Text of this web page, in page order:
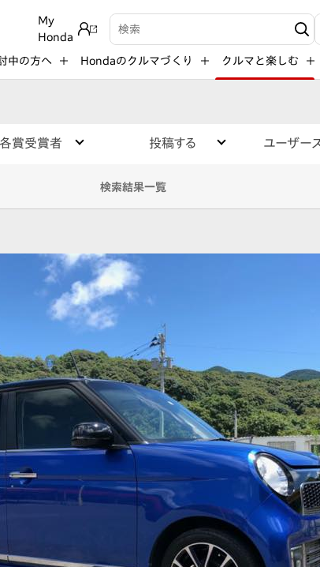
My
Honda
検索キーワード入力
中の方へ Hondaのクルマづくり クルマと楽しむ
各賞受賞者 投稿する ユーザー
検索結果一覧